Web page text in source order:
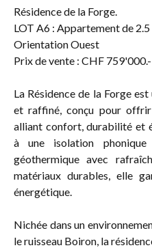
Résidence de la Forge.
LOT A6 : Appartement de 2.5
Orientation Ouest
Prix de vente : CHF 759'000.-
La Résidence de la Forge
et raffiné, conçu pour
alliant confort, durabilité et
à une isolation phonique
géothermique avec
matériaux durables, elle
énergétique.
Nichée dans un
le ruisseau Boiron, la